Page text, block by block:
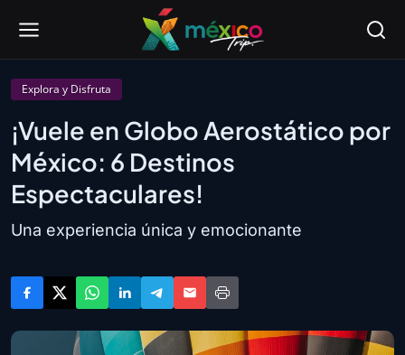
Explora y Disfruta
¡Vuele en Globo Aerostático por
México: 6 Destinos
Espectaculares!
Una experiencia única y emocionante